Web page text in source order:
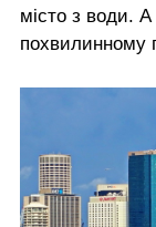
місто з води.
похвилинному